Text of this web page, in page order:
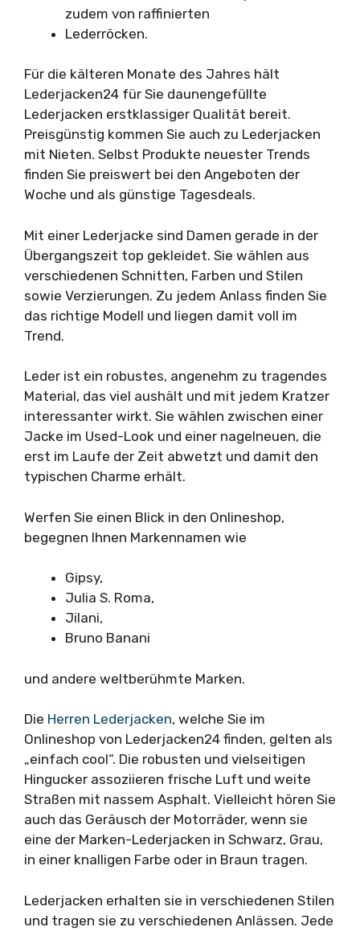
zudem von raffinierten
Lederröcken.
Für die kälteren Monate des Jahres hält
Lederjacken24 für Sie daunengefüllte
Lederjacken erstklassiger Qualität bereit.
Preisgünstig kommen Sie auch zu Lederjacken
mit Nieten. Selbst Produkte neuester Trends
finden Sie preiswert bei den Angeboten der
Woche und als günstige Tagesdeals.
Mit einer Lederjacke sind Damen gerade in der
Übergangszeit top gekleidet. Sie wählen aus
verschiedenen Schnitten, Farben und Stilen
sowie Verzierungen. Zu jedem Anlass finden Sie
das richtige Modell und liegen damit voll im
Trend.
Leder ist ein robustes, angenehm zu tragendes
Material, das viel aushält und mit jedem Kratzer
interessanter wirkt. Sie wählen zwischen einer
Jacke im Used-Look und einer nagelneuen, die
erst im Laufe der Zeit abwetzt und damit den
typischen Charme erhält.
Werfen Sie einen Blick in den Onlineshop,
begegnen Ihnen Markennamen wie
Gipsy,
Julia S. Roma,
Jilani,
Bruno Banani
und andere weltberühmte Marken.
Die Herren Lederjacken, welche Sie im
Onlineshop von Lederjacken24 finden, gelten als
„einfach cool“. Die robusten und vielseitigen
Hingucker assoziieren frische Luft und weite
Straßen mit nassem Asphalt. Vielleicht hören Sie
auch das Geräusch der Motorräder, wenn sie
eine der Marken-Lederjacken in Schwarz, Grau,
in einer knalligen Farbe oder in Braun tragen.
Lederjacken erhalten sie in verschiedenen Stilen
und tragen sie zu verschiedenen Anlässen. Jede